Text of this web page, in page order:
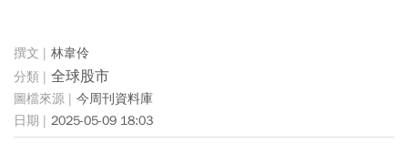
林韋伶
全球股市
今周刊資料庫
2025-05-09 18:03